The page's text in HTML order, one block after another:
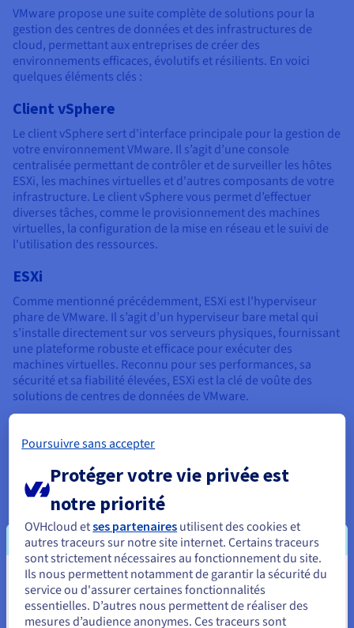
VMware propose une suite complète de solutions pour la
gestion des centres de données et des infrastructures de
cloud, permettant aux entreprises de créer des
environnements efficaces, évolutifs et résilients. En voici
quelques éléments clés :
Client vSphere
Le client vSphere sert d'interface principale pour la gestion de
votre environnement VMware. Il s’agit d’une console
centralisée permettant de contrôler et de surveiller les hôtes
ESXi, les machines virtuelles et d'autres composants de votre
infrastructure. Le client vSphere vous permet d’effectuer
diverses tâches, comme le provisionnement des machines
virtuelles, la configuration de la mise en réseau et le suivi de
l'utilisation des ressources.
ESXi
Comme mentionné précédemment, ESXi est l’hyperviseur
phare de VMware. Il s’agit d’un hyperviseur bare metal qui
s’installe directement sur vos serveurs physiques, fournissant
une plateforme robuste et efficace pour exécuter des
machines virtuelles. Reconnu pour ses performances, sa
sécurité et sa fiabilité élevées, ESXi est la clé de voûte des
solutions de centres de données de VMware.
Le serveur vCenter assure la gestion centralisée de votre
environnement VMware. Il vous permet de gérer plusieurs
hôtes ESXi et leurs machines virtuelles à partir d'un seul
serveur.
vCenter propose des fonctionnalités avancées, telles que la
gestion centralisée des ressources, la haute disponibilité et la
reprise après sinistre. Il vous permet également de suivre les
performances, d'automatiser des tâches et d'appliquer des
politiques de sécurité dans l'ensemble de votre
infrastructure.
Vous semblez être localisé en États-
Unis.
Poursuivre sans accepter
Protéger votre vie privée est
notre priorité
OVHcloud etses partenaires utilisent des cookies et
autres traceurs sur notre site internet. Certains traceurs
sont strictement nécessaires au fonctionnement du site.
Ils nous permettent notamment de garantir la sécurité du
service ou d'assurer certaines fonctionnalités
essentielles. D’autres nous permettent de réaliser des
mesures d’audience anonymes. Ces traceurs sont